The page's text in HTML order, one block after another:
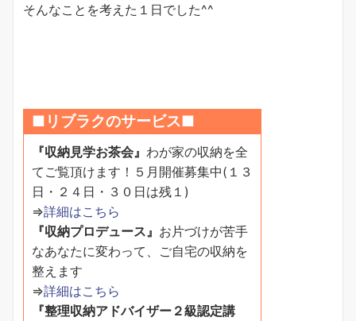
そんなことを考えた１日でした^^
■リブラクのサービス■
『収納見学お茶会』 わが家の収納を全
てご覧頂けます！５月開催募集中(１３
日・２４日・３０日は残１)
⇒詳細はこちら
『収納プロデュース』 お片づけが苦手
なあなたに変わって、ご自宅の収納を
整えます
⇒詳細はこちら
『整理収納アドバイザー２級認定講